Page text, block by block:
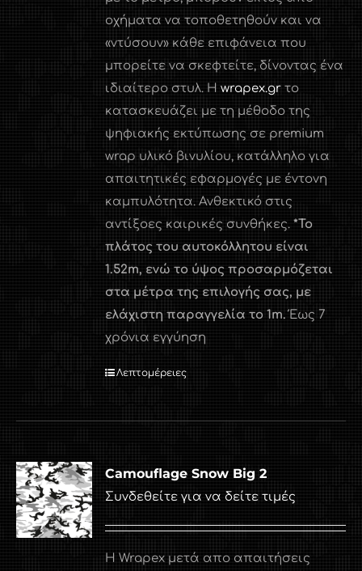
οχήματα να τοποθετηθούν και να
«ντύσουν» κάθε επιφάνεια που
μπορείτε να σκεφτείτε, δίνοντας ένα
ιδιαίτερο στυλ. Ηwrapex.gr το
κατασκευάζει με τη μέθοδο της
ψηφιακής εκτύπωσης σε premium
wrap υλικό βινυλίου, κατάλληλο για
απαιτητικές εφαρμογές με έντονη
καμπυλότητα. Ανθεκτικό στις
αντίξοες καιρικές συνθήκες.*Το
πλάτος του αυτοκόλλητου είναι
1.52m, ενώ το ύψος προσαρμόζεται
στα μέτρα της επιλογής σας, με
ελάχιστη παραγγελία το 1m.Έως 7
χρόνια εγγύηση
Λεπτομέρειες
Camouflage Snow Big 2
Συνδεθείτε για να δείτε τιμές
Η Wrapex μετά απο απαιτήσεις